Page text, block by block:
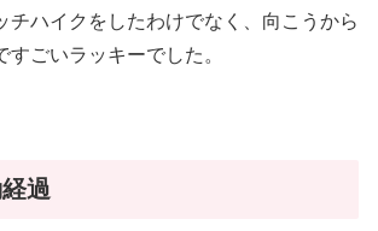
チハイクをしたわけでなく、向こうから
ごいラッキーでした。
過